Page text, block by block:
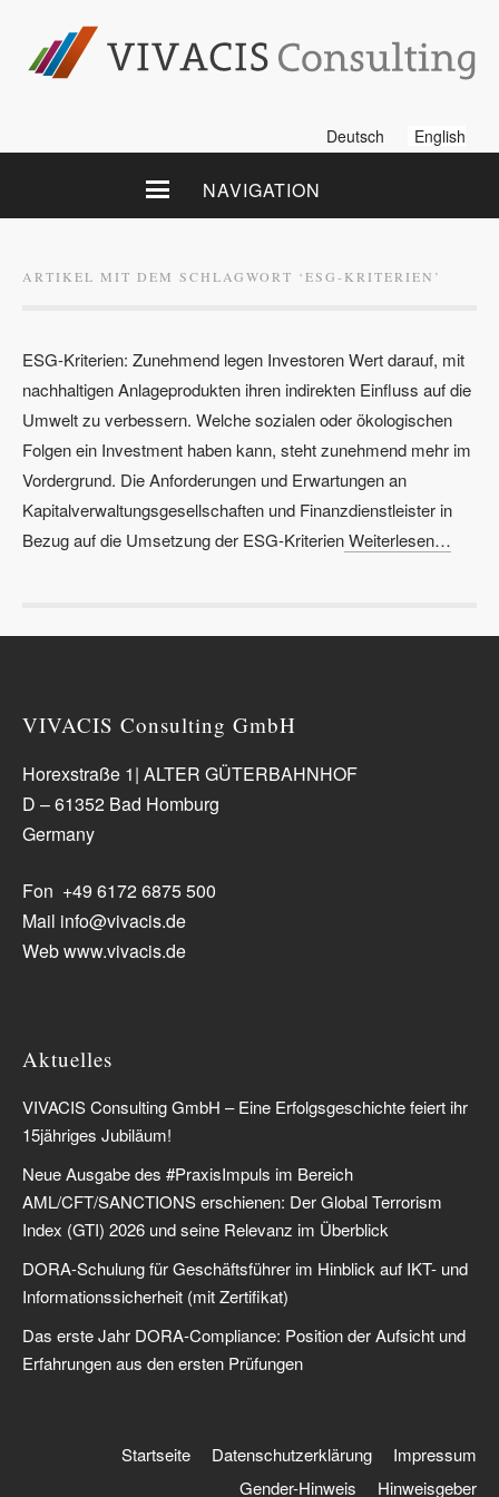
Deutsch English
NAVIGATION
ARTIKEL MIT DEM SCHLAGWORT ‘ESG-KRITERIEN ’
ESG-Kriterien: Zunehmend legen Investoren Wert darauf, mit
nachhaltigen Anlageprodukten ihren indirekten Einfluss auf die
Umwelt zu verbessern. Welche sozialen oder ökologischen
Folgen ein Investment haben kann, steht zunehmend mehr im
Vordergrund. Die Anforderungen und Erwartungen an
Kapitalverwaltungsgesellschaften und Finanzdienstleister in
Bezug auf die Umsetzung der ESG-KriterienWeiterlesen…
VIVACIS Consulting GmbH
Horexstraße 1| ALTER GÜTERBAHNHOF
D – 61352 Bad Homburg
Germany
Fon +49 6172 6875 500
Mail info@vivacis.de
Web www.vivacis.de
Aktuelles
VIVACIS Consulting GmbH – Eine Erfolgsgeschichte feiert ihr
15jähriges Jubiläum!
Neue Ausgabe des #PraxisImpuls im Bereich
AML/CFT/SANCTIONS erschienen: Der Global Terrorism
Index (GTI) 2026 und seine Relevanz im Überblick
DORA-Schulung für Geschäftsführer im Hinblick auf IKT- und
Informationssicherheit (mit Zertifikat)
Das erste Jahr DORA-Compliance: Position der Aufsicht und
Erfahrungen aus den ersten Prüfungen
Startseite Datenschutzerklärung
Impressum
Gender-Hinweis
Hinweisgeber